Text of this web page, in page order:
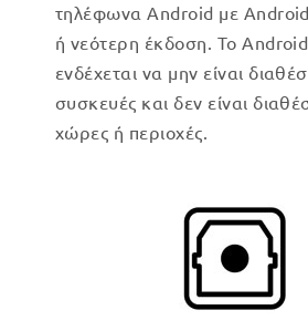
τηλέφωνα Android με
ή νεότερη έκδοση. Το
ενδέχεται να μην είναι
συσκευές και δεν είναι
χώρες ή περιοχές.